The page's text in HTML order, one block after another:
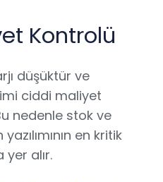
Kontrolü
düşüktür ve
ciddi maliyet
nedenle stok ve
en kritik
yer alır.